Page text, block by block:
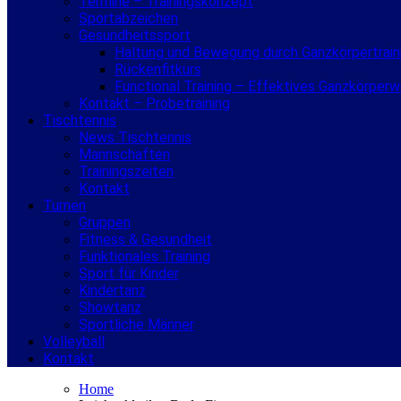
Sportabzeichen
Gesundheitssport
Haltung und Bewegung durch
Rückenfitkurs
Functional Training – Effektives
Kontakt – Probetraining
Tischtennis
News Tischtennis
Mannschaften
Trainingszeiten
Kontakt
Turnen
Gruppen
Fitness & Gesundheit
Funktionales Training
Sport für Kinder
Kindertanz
Showtanz
Sportliche Männer
Volleyball
Kontakt
Home